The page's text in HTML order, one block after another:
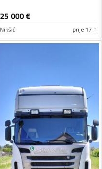
25 000€
Nikšić prije 17 h